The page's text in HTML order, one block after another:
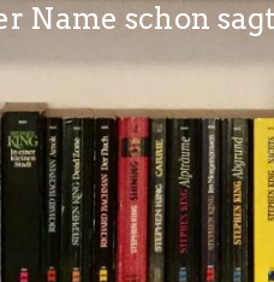
Name schon